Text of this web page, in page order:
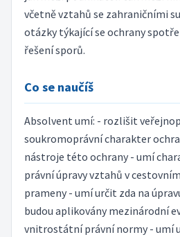
včetně vztahů se zahraničními
otázky týkající se ochrany
řešení sporů.
Co se naučíš
Absolvent umí: - rozlišit
soukromoprávní charakter
nástroje této ochrany - umí
právní úpravy vztahů v
prameny - umí určit zda na
budou aplikovány mezinárodní
vnitrostátní právní normy - umí